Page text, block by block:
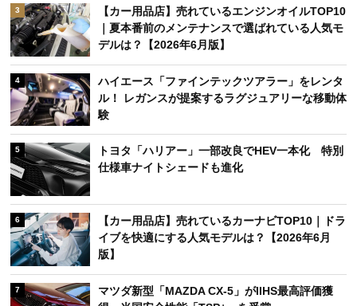
3
【カー用品店】売れているエンジンオイルTOP10
｜夏本番前のメンテナンスで選ばれている人気モ
デルは？【2026年6月版】
4
ハイエース「ファインテックツアラー」をレンタ
ル！ レガンスが提案するラグジュアリーな移動体
験
5
トヨタ「ハリアー」一部改良でHEV一本化 特別
仕様車ナイトシェードも進化
6
【カー用品店】売れているカーナビTOP10｜ドラ
イブを快適にする人気モデルは？【2026年6月
版】
7
マツダ新型「MAZDA CX-5」がIIHS最高評価獲